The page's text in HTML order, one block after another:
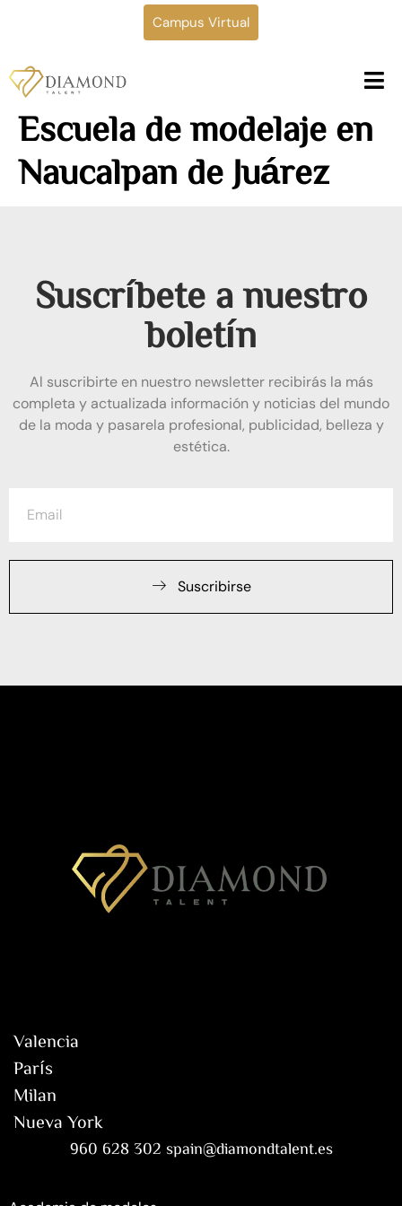
Campus Virtual
Escuela de modelaje en
Naucalpan de Juárez
Suscríbete a nuestro
boletín
Al suscribirte en nuestro newsletter recibirás la más
completa y actualizada información y noticias del mundo
de la moda y pasarela profesional, publicidad, belleza y
estética.
Suscribirse
Valencia
París
Milan
Nueva York
960 628 302 spain@diamondtalent.es